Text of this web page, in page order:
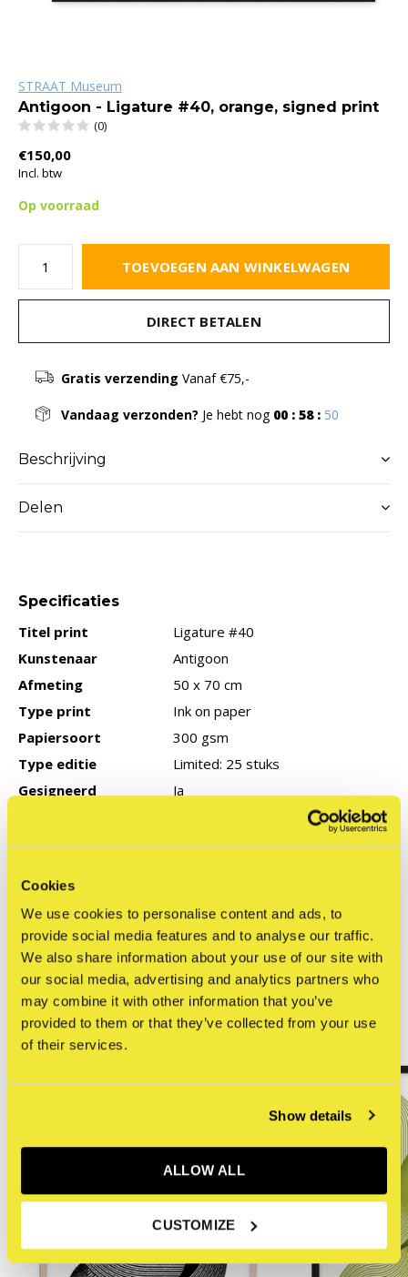
Cookies
We use cookies to personalise content and ads, to
provide social media features and to analyse our traffic.
We also share information about your use of our site with
our social media, advertising and analytics partners who
may combine it with other information that you’ve
provided to them or that they’ve collected from your use
of their services.
Show details
ALLOW ALL
CUSTOMIZE
STRAAT Museum
Antigoon - Ligature #40, orange, signed print
(0)
€150,00
Incl. btw
Op voorraad
TOEVOEGEN AAN WINKELWAGEN
DIRECT BETALEN
Gratis verzending Vanaf €75,-
Vandaag verzonden? Je hebt nog 00 : 58 : 50
Beschrijving
Delen
Specificaties
Titel print
Ligature #40
Kunstenaar
Antigoon
Afmeting
50 x 70 cm
Type print
Ink on paper
Papiersoort
300 gsm
Type editie
Limited: 25 stuks
Gesigneerd
Ja
COA
Geen
Reviews
0/ 5
Related articles